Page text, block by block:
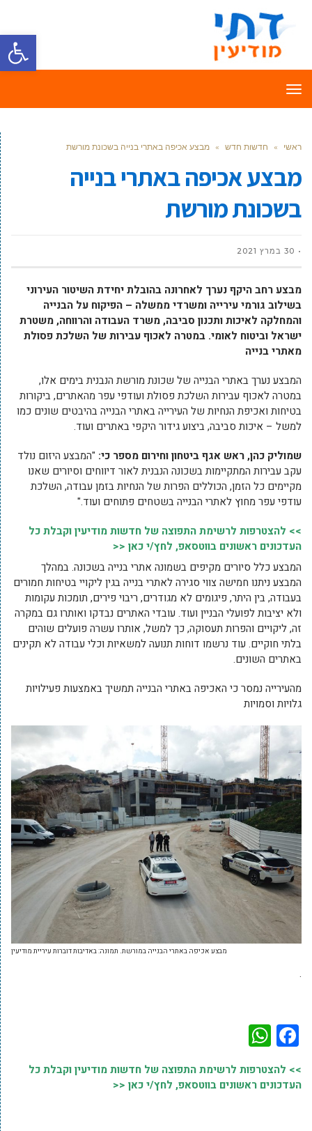
פתח
תפריט
ראשי » חדשות חדש » מבצע אכיפה באתרי בנייה בשכונת מורשת
מבצע אכיפה באתרי בנייה
בשכונת מורשת
30 במרץ 2021
מבצע רחב היקף נערך לאחרונה בהובלת יחידת השיטור העירוני
בשילוב גורמי עירייה ומשרדי ממשלה – הפיקוח על הבנייה
והמחלקה לאיכות ותכנון סביבה, משרד העבודה והרווחה, משטרת
ישראל וביטוח לאומי. במטרה לאכוף עבירות של השלכת פסולת
מאתרי בנייה
המבצע נערך באתרי הבנייה של שכונת מורשת הנבנית בימים אלו,
במטרה לאכוף עבירות השלכת פסולת ועודפי עפר מהאתרים, ביקורות
בטיחות ואכיפת הנחיות של העירייה באתרי הבנייה בהיבטים שונים כמו
למשל – איכות סביבה, ביצוע גידור היקפי באתרים ועוד.
שמוליק כהן, ראש אגף ביטחון וחירום מספר כי: "המבצע היזום נולד
עקב עבירות המתקיימות בשכונה הנבנית לאור דיווחים וסיורים שאנו
מקיימים כל הזמן, הכוללים הפרות של הנחיות בזמן עבודה, השלכת
עודפי עפר מחוץ לאתרי הבנייה בשטחים פתוחים ועוד."
>> להצטרפות לרשימת התפוצה של חדשות מודיעין וקבלת כל
העדכונים ראשונים בווטסאפ, לחץ/י כאן <<
המבצע כלל סיורים מקיפים בשמונה אתרי בנייה בשכונה. במהלך
המבצע ניתנו חמישה צווי סגירה לאתרי בנייה בגין ליקויי בטיחות חמורים
בעבודה, בין היתר, פיגומים לא מגודרים, ריבוי פירים, תומכות עקומות
ולא יציבות לפועלי הבניין ועוד. עובדי האתרים נבדקו ואותרו גם במקרה
זה, ליקויים והפרות תעסוקה, כך למשל, אותרו עשרה פועלים שוהים
בלתי חוקיים. עוד נרשמו דוחות תנועה למשאיות וכלי עבודה לא תקינים
באתרים השונים.
מהעירייה נמסר כי האכיפה באתרי הבנייה תמשיך באמצעות פעילויות
גלויות וסמויות
מבצע אכיפה באתרי הבנייה במורשת. תמונה: באדיבות דוברות עיריית מודיעין
.
Facebook
>> להצטרפות לרשימת התפוצה של חדשות מודיעין וקבלת כל
העדכונים ראשונים בווטסאפ, לחץ/י כאן <<